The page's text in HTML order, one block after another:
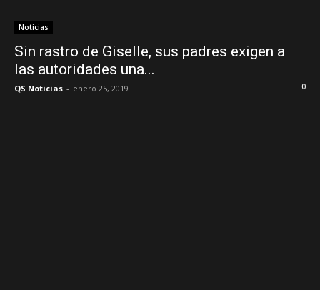
Noticias
Sin rastro de Giselle, sus padres exigen a
las autoridades una...
QS Noticias - enero 25, 2019 0